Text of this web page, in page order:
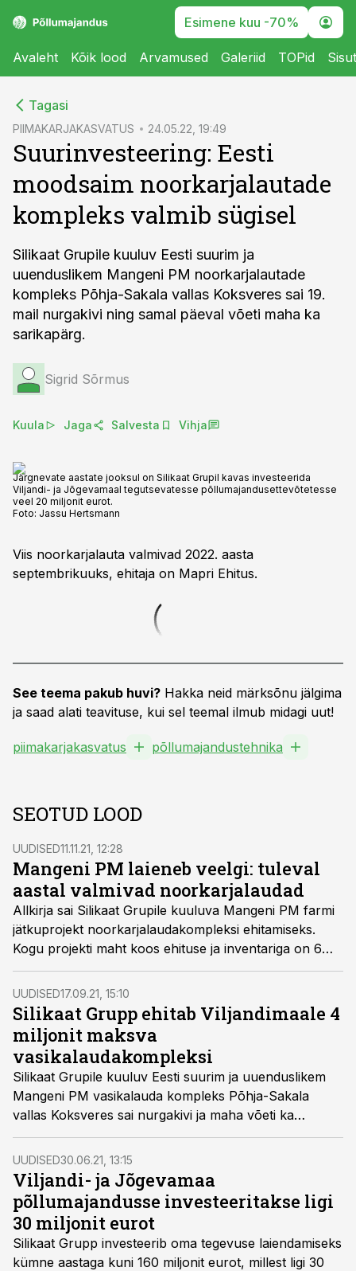
Esimene kuu -70%
Avaleht Kõik lood Arvamused Galeriid TOPid
Tagasi
PIIMAKARJAKASVATUS 24.05.22, 19:49
Suurinvesteering: Eesti
moodsaim noorkarjalautade
kompleks valmib sügisel
Silikaat Grupile kuuluv Eesti suurim ja
uuenduslikem Mangeni PM noorkarjalautade
kompleks Põhja-Sakala vallas Koksveres sai 19.
mail nurgakivi ning samal päeval võeti maha ka
sarikapärg.
Sigrid Sõrmus
Kuula Jaga Salvesta Vihja
Järgnevate aastate jooksul on Silikaat Grupil kavas investeerida
Viljandi- ja Jõgevamaal tegutsevatesse põllumajandusettevõtetesse
veel 20 miljonit eurot.
Foto: Jassu Hertsmann
Viis noorkarjalauta valmivad 2022. aasta
septembrikuuks, ehitaja on Mapri Ehitus.
See teema pakub huvi? Hakka neid märksõnu jälgima
ja saad alati teavituse, kui sel teemal ilmub midagi uut!
piimakarjakasvatus põllumajandustehnika
SEOTUD LOOD
UUDISED11.11.21, 12:28
Mangeni PM laieneb veelgi: tuleval
aastal valmivad noorkarjalaudad
Allkirja sai Silikaat Grupile kuuluva Mangeni PM farmi
jätkuprojekt noorkarjalaudakompleksi ehitamiseks.
Kogu projekti maht koos ehituse ja inventariga on 6
miljonit eurot ja kompleksi ehitab Eesti
põllumajandusehituse asjatundja Mapri Ehitus 2022.
aasta teiseks pooleks. Veel sel aastal valmib ka 4
miljonit maksev vasikalaudakompleks, kuhu lisaks
vasikalautadele ehitatakse silohoidlad, põhuhoidlad
ning söödaköök.
UUDISED17.09.21, 15:10
Silikaat Grupp ehitab Viljandimaale 4
miljonit maksva
vasikalaudakompleksi
Silikaat Grupile kuuluv Eesti suurim ja uuenduslikem
Mangeni PM vasikalauda kompleks Põhja-Sakala
vallas Koksveres sai nurgakivi ja maha võeti ka
sarikapärg. Aasta lõpuks valmiva kompleksi ehitab
Mapri Ehitus.
UUDISED30.06.21, 13:15
Viljandi- ja Jõgevamaa
põllumajandusse investeeritakse ligi
30 miljonit eurot
Silikaat Grupp investeerib oma tegevuse laiendamiseks
kümne aastaga kuni 160 miljonit eurot, millest ligi 30